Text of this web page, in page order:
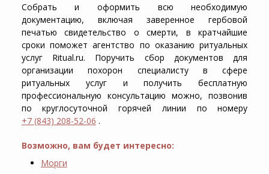
Собрать и оформить всю необходимую
документацию, включая заверенное гербовой
печатью свидетельство о смерти, в кратчайшие
сроки поможет агентство по оказанию ритуальных
услуг Ritual.ru. Поручить сбор документов для
организации похорон специалисту в сфере
ритуальных услуг и получить бесплатную
профессиональную консультацию можно, позвонив
по круглосуточной горячей линии по номеру
+7 (843) 208-52-06 .
Возможно, вам будет интересно:
Морги